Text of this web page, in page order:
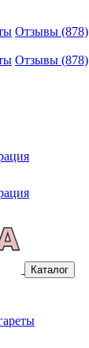
Отзывы (878)
Отзывы (878)
Каталог